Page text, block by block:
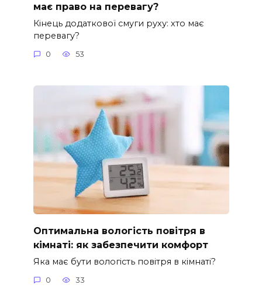
має право на перевагу?
Кінець додаткової смуги руху: хто має
перевагу?
0 53
Оптимальна вологість повітря в
кімнаті: як забезпечити комфорт
Яка має бути вологість повітря в кімнаті?
0 33